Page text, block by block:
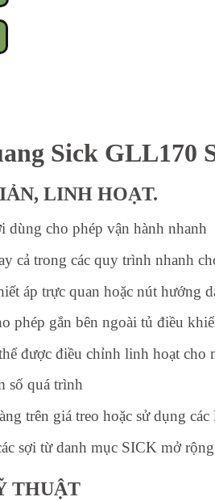
Sick GLL170
LINH HOẠT.
cho phép vận hành nhanh
cả trong các quy trình nhanh
áp trực quan hoặc nút hướng
phép gắn bên ngoài tủ điều
được điều chỉnh linh hoạt cho
số quá trình
trên giá treo hoặc sử dụng
sợi từ danh mục SICK mở
THUẬT